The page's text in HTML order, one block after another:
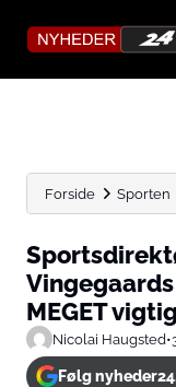
Forside Sporten
MEGET
Nicolai Haugsted•
Følg